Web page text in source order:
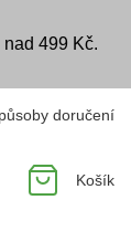
499 Kč.
doručení
Košík